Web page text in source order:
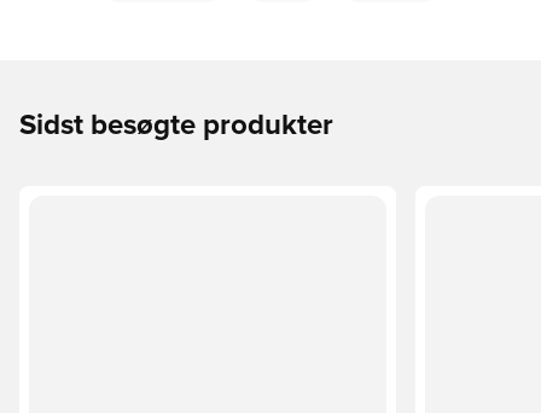
Sidst besøgte produkter